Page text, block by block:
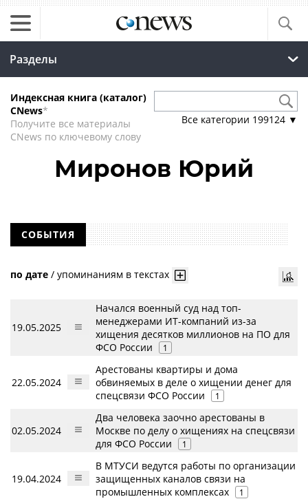
Разделы
Индексная книга (каталог)
CNews*
Получите все материалы
CNews по ключевому слову
Все категории 199124 ▼
Миронов Юрий
СОБЫТИЯ
по дате / упоминаниям в текстах
19.05.2025
Начался военный суд над топ-
менеджерами ИТ-компаний из-за
хищения десятков миллионов на ПО для
ФСО России
1
22.05.2024
Арестованы квартиры и дома
обвиняемых в деле о хищении денег для
спецсвязи ФСО России
1
02.05.2024
Два человека заочно арестованы в
Москве по делу о хищениях на спецсвязи
для ФСО России
1
19.04.2024
В МТУСИ ведутся работы по организации
защищенных каналов связи на
промышленных комплексах
1